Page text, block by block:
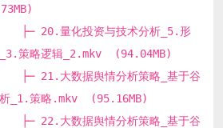
量化投资与技术分析_5.形
_3.策略逻辑_2.mkv (94.04MB)
大数据舆情分析策略_基于谷
析_1.策略.mkv (95.16MB)
大数据舆情分析策略_基于谷